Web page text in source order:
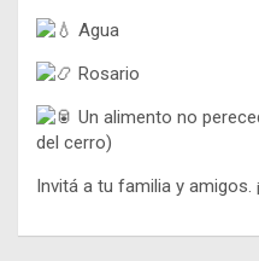
Agua
Rosario
Un alimento no
del cerro)
Invitá a tu familia y amigos.